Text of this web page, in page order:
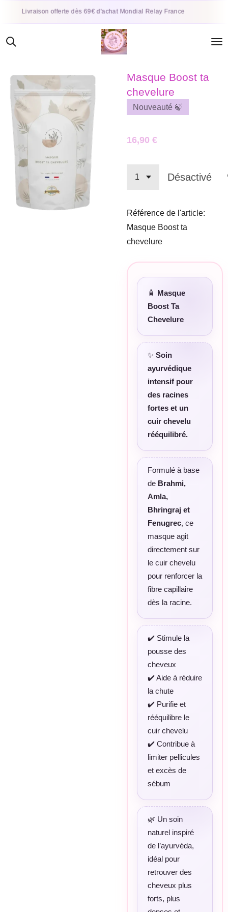
Livraison offerte dès 69€ d'achat Mondial Relay France
Passer
contenu
Masque Boost ta
chevelure
Nouveauté 🍃
16,90 €
Désactivé
Référence de l'article:
Masque Boost ta
chevelure
🧴 Masque
Boost Ta
Chevelure
✨ Soin
ayurvédique
intensif pour
des racines
fortes et un
cuir chevelu
rééquilibré.
Formulé à base
de Brahmi,
Amla,
Bhringraj et
Fenugrec, ce
masque agit
directement sur
le cuir chevelu
pour renforcer la
fibre capillaire
dès la racine.
✔️ Stimule la
pousse des
cheveux
✔️ Aide à réduire
la chute
✔️ Purifie et
rééquilibre le
cuir chevelu
✔️ Contribue à
limiter pellicules
et excès de
sébum
🌿 Un soin
naturel inspiré
de l’ayurvéda,
idéal pour
retrouver des
cheveux plus
forts, plus